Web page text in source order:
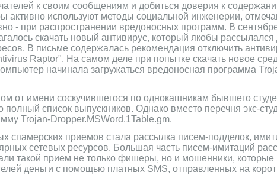
к своим сообщениям и добиться доверия к
активно используют методы социальной инженерии,
- при распространении вредоносных программ. В
скачать новый антивирус, который якобы рассылался
В письме содержалась рекомендация отключить
Raptor". На самом деле при попытке скачать новое
начинала загружаться вредоносная программа
от имени соскучившегося по однокашникам бывшего
список выпускников. Однако вместо перечня экс-
Trojan-Dropper.MSWord.1Table.gm.
спамерских приемов стала рассылка писем-подделок,
сетевых ресурсов. Большая часть писем-имитаций
такой прием не только фишеры, но и мошенники, которые
деньги с помощью платных SMS, отправленных на